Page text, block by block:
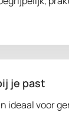
je past
ideaal voor